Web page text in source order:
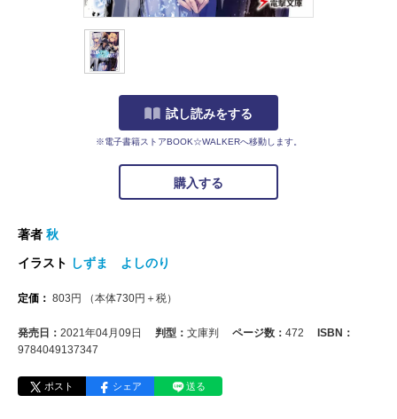
試し読みをする
※電子書籍ストアBOOK☆WALKERへ移動します。
購入する
著者 秋
イラスト しずま よしのり
定価： 803 円 （本体730円＋税）
発売日： 2021年04月09日 判型： 文庫判 ページ数： 472
ISBN：
9784049137347
ポスト シェア 送る